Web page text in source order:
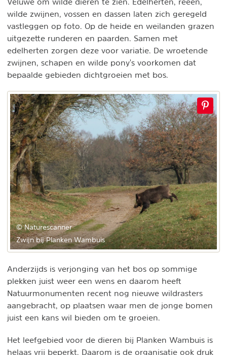
Veluwe om wilde dieren te zien. Edelherten, reeën,
wilde zwijnen, vossen en dassen laten zich geregeld
vastleggen op foto. Op de heide en weilanden grazen
uitgezette runderen en paarden. Samen met
edelherten zorgen deze voor variatie. De wroetende
zwijnen, schapen en wilde pony's voorkomen dat
bepaalde gebieden dichtgroeien met bos.
© Naturescanner
Zwijn bij Planken Wambuis
Anderzijds is verjonging van het bos op sommige
plekken juist weer een wens en daarom heeft
Natuurmonumenten recent nog nieuwe wildrasters
aangebracht, op plaatsen waar men de jonge bomen
juist een kans wil bieden om te groeien.
Het leefgebied voor de dieren bij Planken Wambuis is
helaas vrij beperkt. Daarom is de organisatie ook druk